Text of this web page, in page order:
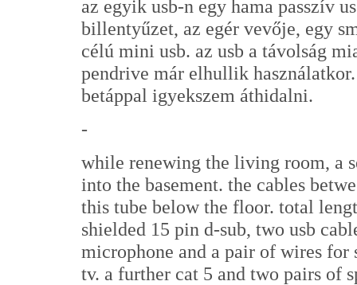
az egyik usb-n egy hama passzív
billentyűzet, az egér vevője, egy
célú mini usb. az usb a távolság
pendrive már elhullik
betáppal igyekszem áthidalni.
-
while renewing the living room, a
into the basement. the cables
this tube below the floor. total
shielded 15 pin d-sub, two usb
microphone and a pair of wires
tv. a further cat 5 and two pairs of